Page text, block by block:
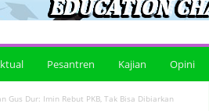
Pesantren Kajian Opini
Gus Dur: Imin Rebut PKB, Tak Bisa Dibiarkan